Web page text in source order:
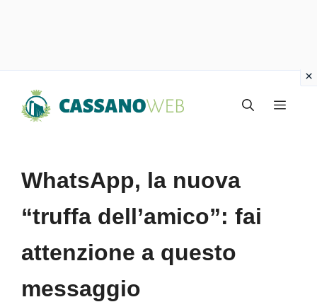
Menu
WhatsApp, la nuova
“truffa dell’amico”: fai
attenzione a questo
messaggio